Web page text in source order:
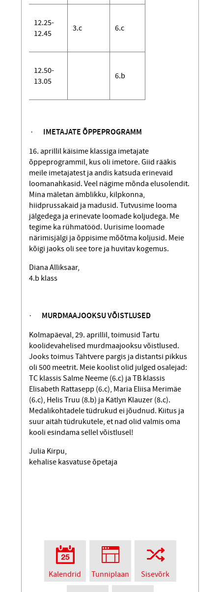
12.25-
12.45
3.c 6.c
12.50-
13.05
6.b
· IMETAJATE ÕPPEPROGRAMM
16. aprillil käisime klassiga imetajate
õppeprogrammil, kus oli imetore. Giid rääkis
meile imetajatest ja andis katsuda erinevaid
loomanahkasid. Veel nägime mõnda elusolendit.
Mina mäletan ämblikku, kilpkonna,
hiidprussakaid ja madusid. Tutvusime looma
jälgedega ja erinevate loomade koljudega. Me
tegime ka rühmatööd. Uurisime loomade
närimisjälgi ja õppisime mõõtma koljusid. Meie
kõigi jaoks oli see tore ja huvitav kogemus.
Diana Alliksaar,
4.b klass
· MURDMAAJOOKSU VÕISTLUSED
Kolmapäeval, 29. aprillil, toimusid Tartu
koolidevahelised murdmaajooksu võist­lused.
Jooks toimus Tähtvere pargis ja distantsi pikkus
oli 500 meetrit. Meie koolist olid julged osalejad:
TC klassis Salme Neeme (6.c) ja TB klassis
Elisabeth Rattasepp (6.c), Maria Eliisa Merimäe
(6.c), Helis Truu (8.b) ja Kätlyn Klauzer (8.c).
Medalikohtadele tüdrukud ei jõudnud. Kiitus ja
suur aitäh tüdrukutele, et nad olid valmis oma
kooli esindama sellel võistlusel!
Julia Kirpu,
kehalise kasvatuse õpetaja
Kalendrid Tunniplaan Sisevõrk